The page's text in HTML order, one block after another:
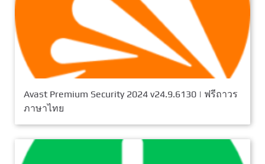
Avast Premium Security 2024 v24.9.6130 | ฟรีถาวร
ภาษาไทย